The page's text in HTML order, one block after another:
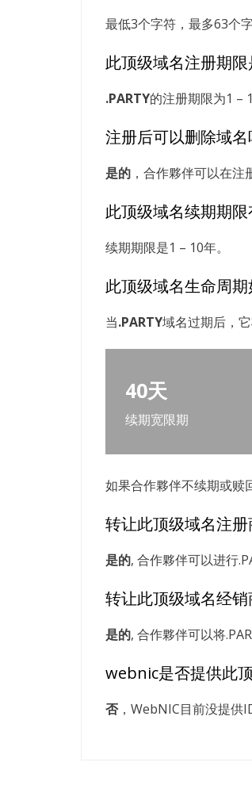
最低3个字符，最多63个字
此顶级域名注册期限
.PARTY的注册期限为1 –
注册后可以删除域名
是的 ，合作夥伴可以在注
此顶级域名续期期限
续期期限是1 – 10年。
此顶级域名生命周期
当.PARTY域名过期后，
40天
续期宽限期
如果合作夥伴不续期或赎
转让此顶级域名注
是的, 合作夥伴可以进行
转让此顶级域名经
是的, 合作夥伴可以将
webnic是否提供此
否，WebNIC目前没提供